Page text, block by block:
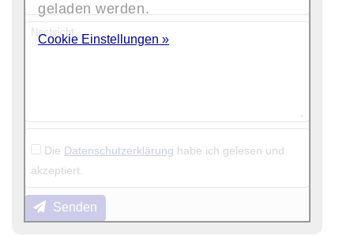
Nachricht
Die Datenschutzerklärung habe ich gelesen und
akzeptiert.
Senden
geladen werden.
Cookie Einstellungen »